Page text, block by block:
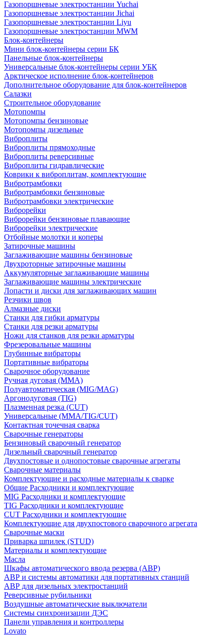
Газопоршневые электростанции Yuchai
Газопоршневые электростанции Jichai
Газопоршневые электростанции Liyu
Газопоршневые электростанции MWM
Блок-контейнеры
Мини блок-контейнеры серии БК
Панельные блок-контейнеры
Универсальные блок-контейнеры серии УБК
Арктическое исполнение блок-контейнеров
Дополнительное оборудование для блок-контейнеров
Салазки
Строительное оборудование
Мотопомпы
Мотопомпы бензиновые
Мотопомпы дизельные
Виброплиты
Виброплиты прямоходные
Виброплиты реверсивные
Виброплиты гидравлические
Коврики к виброплитам, комплектующие
Вибротрамбовки
Вибротрамбовки бензиновые
Вибротрамбовки электрические
Виброрейки
Виброрейки бензиновые плавающие
Виброрейки электрические
Отбойные молотки и коперы
Затирочные машины
Заглаживающие машины бензиновые
Двухроторные затирочные машины
Аккумуляторные заглаживающие машины
Заглаживающие машины электрические
Лопасти и диски для заглаживающих машин
Резчики швов
Алмазные диски
Станки для гибки арматуры
Станки для резки арматуры
Ножи для станков для резки арматуры
Фрезеровальные машины
Глубинные вибраторы
Портативные вибраторы
Сварочное оборудование
Ручная дуговая (MMA)
Полуавтоматическая (MIG/MAG)
Аргонодуговая (TIG)
Плазменная резка (CUT)
Универсальные (MMA/TIG/CUT)
Контактная точечная сварка
Сварочные генераторы
Бензиновый сварочный генератор
Дизельный сварочный генератор
Двухпостовые и однопостовые сварочные агрегаты
Сварочные материалы
Комплектующие и расходные материалы к сварке
Общие Расходники и комплектующие
MIG Расходники и комплектующие
TIG Расходники и комплектующие
CUT Расходники и комплектующие
Комплектующие для двухпостового сварочного агрегата
Сварочные маски
Приварка шпилек (STUD)
Материалы и комплектующие
Масла
Шкафы автоматического ввода резерва (АВР)
АВР и системы автоматики для портативных станций
АВР для дизельных электростанций
Реверсивные рубильники
Воздушные автоматические выключатели
Системы синхронизации ДЭС
Панели управления и контроллеры
Lovato